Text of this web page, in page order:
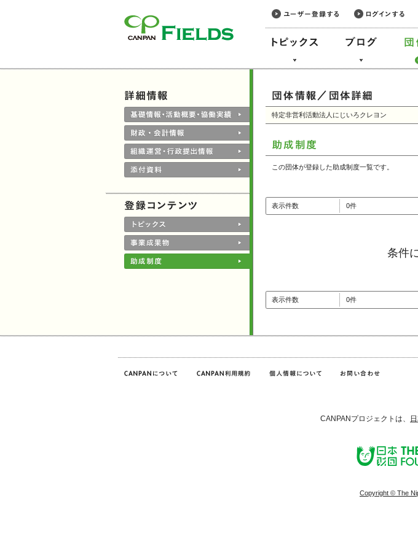
特定非営利活動法人にじいろクレヨン
この団体が登録した助成制度一覧です。
表示件数 0件
条件
表示件数 0件
CANPANプロジェクトは、
Copyright © The